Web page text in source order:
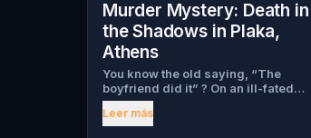
Murder Mystery: Death in
the Shadows in Plaka,
Athens
You know the old saying, “The
boyfriend did it” ? On an ill-fated
night, love goes terribly wrong for
Bella Wanderlust and Walter Bridges
Leer más